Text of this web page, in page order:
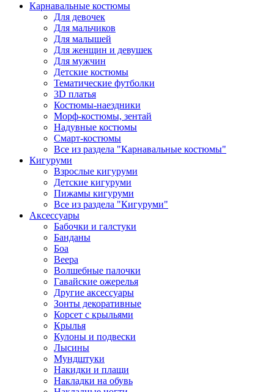
Карнавальные костюмы
Для девочек
Для мальчиков
Для малышей
Для женщин и девушек
Для мужчин
Детские костюмы
Тематические футболки
3D платья
Костюмы-наездники
Морф-костюмы, зентай
Надувные костюмы
Смарт-костюмы
Все из раздела "Карнавальные костюмы"
Кигуруми
Взрослые кигуруми
Детские кигуруми
Пижамы кигуруми
Все из раздела "Кигуруми"
Аксессуары
Бабочки и галстуки
Банданы
Боа
Веера
Волшебные палочки
Гавайские ожерелья
Другие аксессуары
Зонты декоративные
Корсет с крыльями
Крылья
Кулоны и подвески
Лысины
Мундштуки
Накидки и плащи
Накладки на обувь